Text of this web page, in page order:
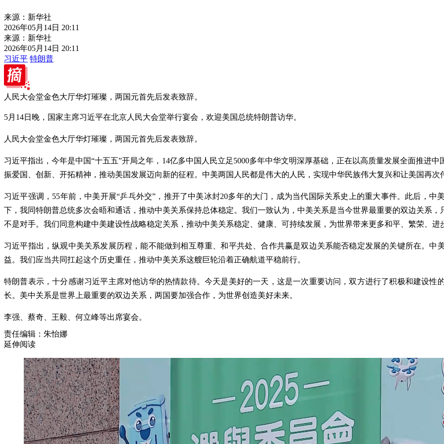
来源：新华社
2026年05月14日 20:11
来源：新华社
2026年05月14日 20:11
习近平 特朗普
人民大会堂金色大厅华灯璀璨，两国元首先后发表致辞。
5月14日晚，国家主席习近平在北京人民大会堂举行宴会，欢迎美国总统特朗普访华。
人民大会堂金色大厅华灯璀璨，两国元首先后发表致辞。
习近平指出，今年是中国“十五五”开局之年，14亿多中国人民立足5000多年中华文明深厚基础，正在以高质量发展全面推进
振爱国、创新、开拓精神，推动美国发展迈向新的征程。中美两国人民都是伟大的人民，实现中华民族伟大复兴和让美国再
习近平强调，55年前，中美开展“乒乓外交”，推开了中美冰封20多年的大门，成为当代国际关系史上的重大事件。此后，
下，我同特朗普总统多次会晤和通话，推动中美关系保持总体稳定。我们一致认为，中美关系是当今世界最重要的双边关系
不是对手。我们同意构建中美建设性战略稳定关系，推动中美关系稳定、健康、可持续发展，为世界带来更多和平、繁荣、进
习近平指出，纵观中美关系发展历程，能不能做到相互尊重、和平共处、合作共赢是双边关系能否稳定发展的关键所在。中
益。我们应当共同扛起这个历史重任，推动中美关系这艘巨轮沿着正确航道平稳前行。
特朗普表示，十分感谢习近平主席对他访华的热情款待。今天是美好的一天，这是一次重要访问，双方进行了积极和建设
长。美中关系是世界上最重要的双边关系，两国要加强合作，为世界创造美好未来。
李强、蔡奇、王毅、何立峰等出席宴会。
责任编辑：朱怡娜
延伸阅读